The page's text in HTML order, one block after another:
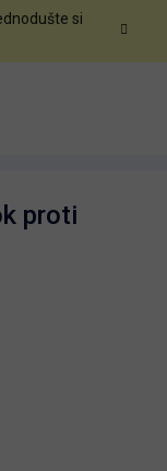
si
proti